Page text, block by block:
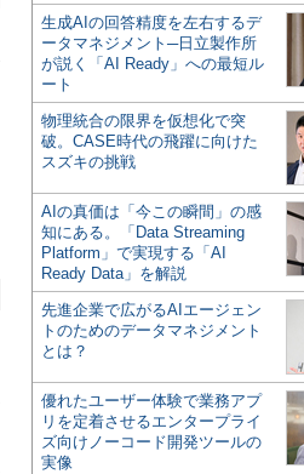
生成AIの回答精度を左右するデ
ータマネジメント─日立製作所
が説く「AI Ready」への最短ル
ート
物理統合の限界を仮想化で突
破。CASE時代の飛躍に向けた
スズキの挑戦
AIの真価は「今この瞬間」の感
知にある。「Data Streaming
Platform」で実現する「AI
Ready Data」を解説
先進企業で広がるAIエージェン
トのためのデータマネジメント
とは？
優れたユーザー体験で業務アプ
リを定着させるエンタープライ
ズ向けノーコード開発ツールの
実像